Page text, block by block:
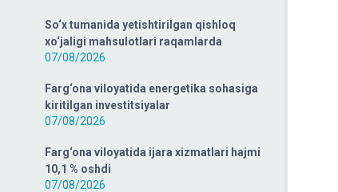
So‘x tumanida yetishtirilgan qishloq
xo‘jaligi mahsulotlari raqamlarda
07/08/2026
Farg‘ona viloyatida energetika sohasiga
kiritilgan investitsiyalar
07/08/2026
Farg‘ona viloyatida ijara xizmatlari hajmi
10,1 % oshdi
07/08/2026